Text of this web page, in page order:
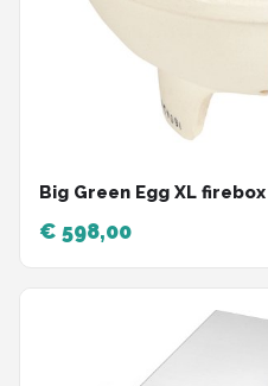
Big Green Egg XL firebox
€ 598,00